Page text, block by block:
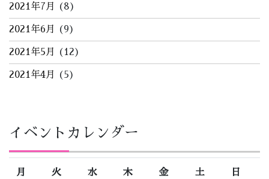
2021年7月 (8)
2021年6月 (9)
2021年5月 (12)
2021年4月 (5)
イベントカレンダー
月 火 水 木 金 土 日